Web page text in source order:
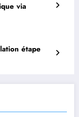
via
étape